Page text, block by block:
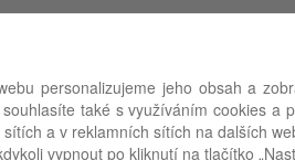
pro náš procesní informační systém
personalizujeme jeho obsah a
také s využíváním cookies a
a v reklamních sítích na dalších
vypnout po kliknutí na tlačítko